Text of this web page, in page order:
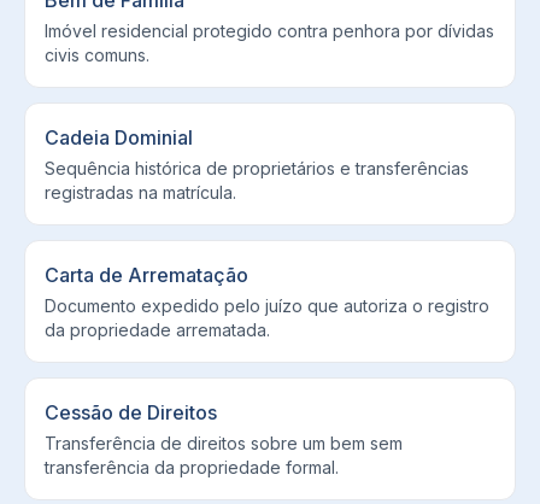
Imóvel residencial protegido contra penhora por dívidas
civis comuns.
Cadeia Dominial
Sequência histórica de proprietários e transferências
registradas na matrícula.
Carta de Arrematação
Documento expedido pelo juízo que autoriza o registro
da propriedade arrematada.
Cessão de Direitos
Transferência de direitos sobre um bem sem
transferência da propriedade formal.